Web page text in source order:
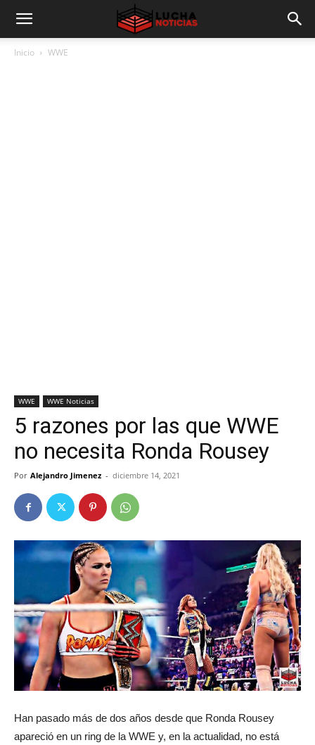
Inicio WWE
WWE WWE Noticias
5 razones por las que WWE
no necesita Ronda Rousey
Por Alejandro Jimenez - diciembre 14, 2021
Han pasado más de dos años desde que Ronda Rousey
apareció en un ring de la WWE y, en la actualidad, no está